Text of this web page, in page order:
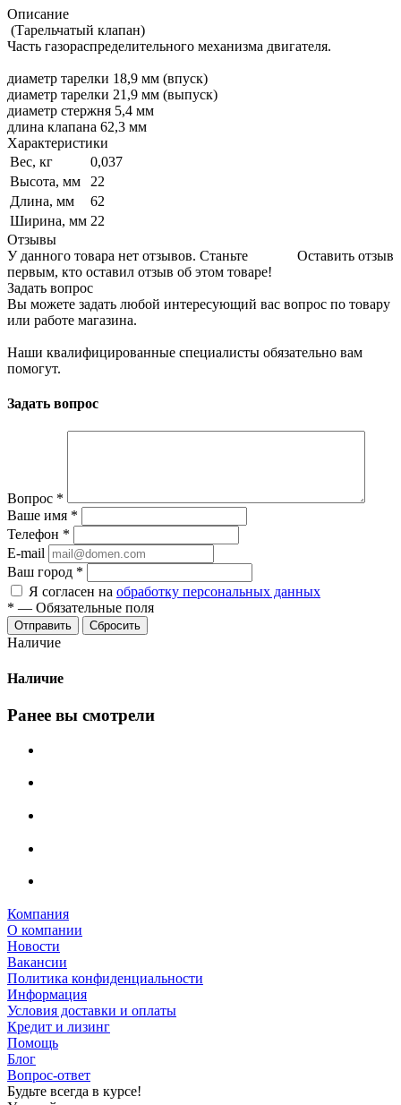
Описание
(Тарельчатый клапан)
Часть газораспределительного механизма двигателя.
диаметр тарелки 18,9 мм (впуск)
диаметр тарелки 21,9 мм (выпуск)
диаметр стержня 5,4 мм
длина клапана 62,3 мм
Характеристики
Вес, кг
0,037
Высота, мм
22
Длина, мм
62
Ширина, мм 22
Отзывы
Оставить отзыв
У данного товара нет отзывов. Станьте
первым, кто оставил отзыв об этом товаре!
Задать вопрос
Вы можете задать любой интересующий вас вопрос по товару
или работе магазина.
Наши квалифицированные специалисты обязательно вам
помогут.
Задать вопрос
Вопрос *
Ваше имя *
Телефон *
E-mail
Ваш город *
Я согласен на обработку персональных данных
* — Обязательные поля
Сбросить
Наличие
Наличие
Ранее вы смотрели
Компания
О компании
Новости
Вакансии
Политика конфиденциальности
Информация
Условия доставки и оплаты
Кредит и лизинг
Помощь
Блог
Вопрос-ответ
Будьте всегда в курсе!